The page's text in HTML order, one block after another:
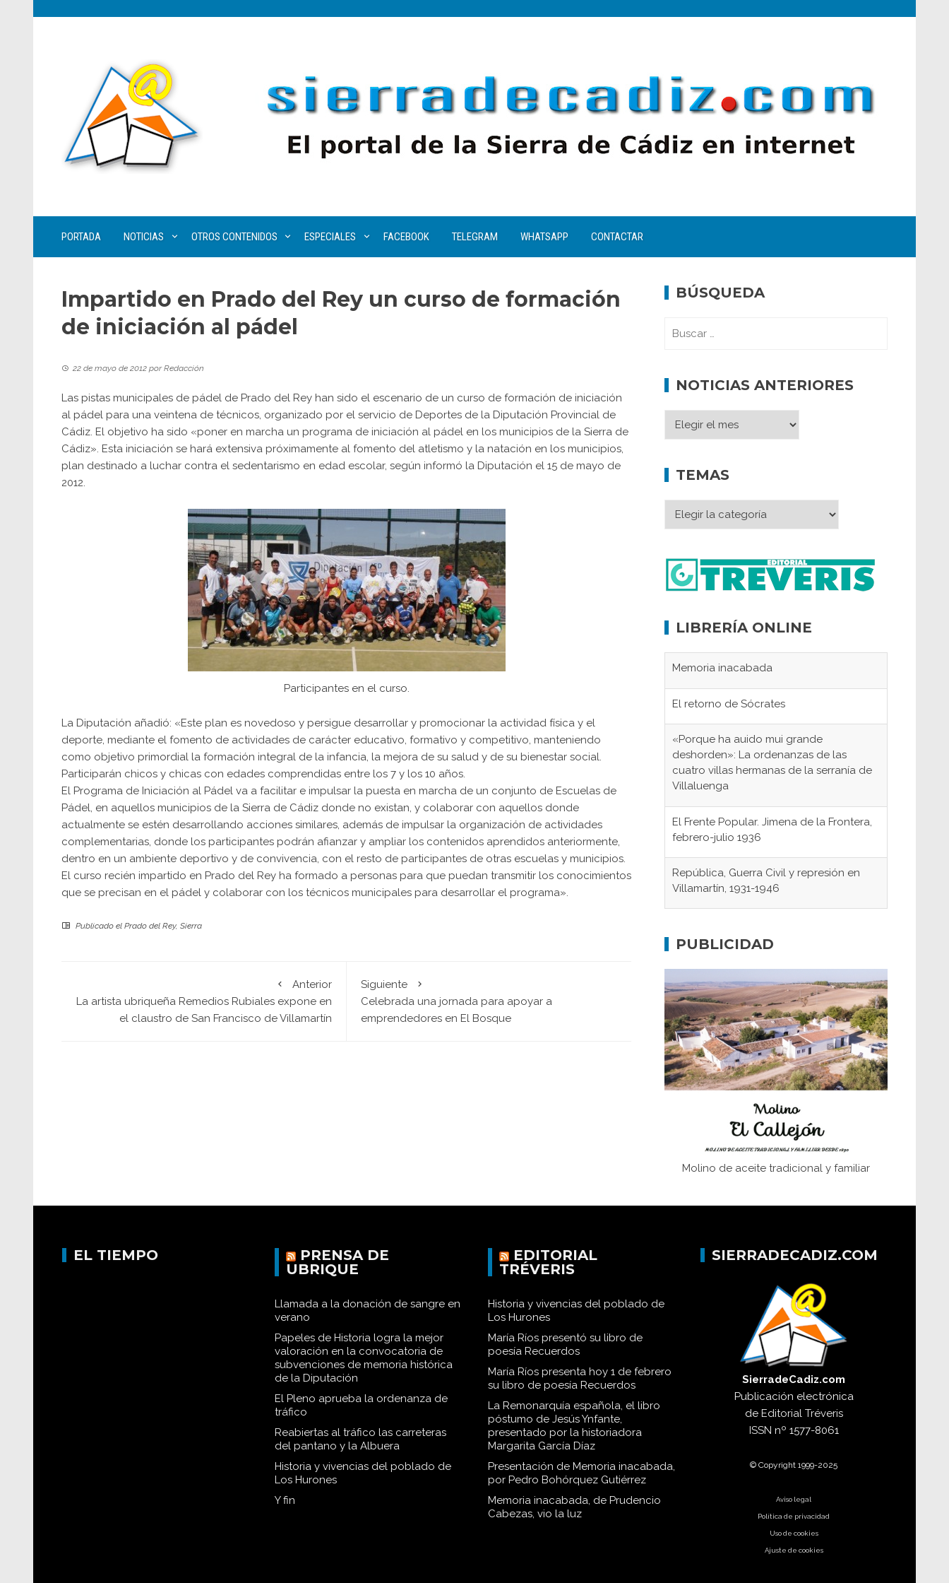
PORTADA NOTICIAS OTROS CONTENIDOS ESPECIALES FACEBOOK TELEGRAM WHATSAPP CONTACTAR
Impartido en Prado del Rey un curso de formación
de iniciación al pádel
22 de mayo de 2012 porRedacción
Las pistas municipales de pádel de Prado del Rey han sido el escenario de un curso de formación de iniciación
al pádel para una veintena de técnicos, organizado por el servicio de Deportes de la Diputación Provincial de
Cádiz. El objetivo ha sido «poner en marcha un programa de iniciación al pádel en los municipios de la Sierra de
Cádiz». Esta iniciación se hará extensiva próximamente al fomento del atletismo y la natación en los municipios,
plan destinado a luchar contra el sedentarismo en edad escolar, según informó la Diputación el 15 de mayo de
2012.
Participantes en el curso.
La Diputación añadió: «Este plan es novedoso y persigue desarrollar y promocionar la actividad física y el
deporte, mediante el fomento de actividades de carácter educativo, formativo y competitivo, manteniendo
como objetivo primordial la formación integral de la infancia, la mejora de su salud y de su bienestar social.
Participarán chicos y chicas con edades comprendidas entre los 7 y los 10 años.
El Programa de Iniciación al Pádel va a facilitar e impulsar la puesta en marcha de un conjunto de Escuelas de
Pádel, en aquellos municipios de la Sierra de Cádiz donde no existan, y colaborar con aquellos donde
actualmente se estén desarrollando acciones similares, además de impulsar la organización de actividades
complementarias, donde los participantes podrán afianzar y ampliar los contenidos aprendidos anteriormente,
dentro en un ambiente deportivo y de convivencia, con el resto de participantes de otras escuelas y municipios.
El curso recién impartido en Prado del Rey ha formado a personas para que puedan transmitir los conocimientos
que se precisan en el pádel y colaborar con los técnicos municipales para desarrollar el programa».
Publicado el Prado del Rey, Sierra
Anterior
La artista ubriqueña Remedios Rubiales expone en
el claustro de San Francisco de Villamartín
Siguiente
Celebrada una jornada para apoyar a
emprendedores en El Bosque
BÚSQUEDA
NOTICIAS ANTERIORES
TEMAS
LIBRERÍA ONLINE
Memoria inacabada
El retorno de Sócrates
«Porque ha auido mui grande
deshorden»: La ordenanzas de las
cuatro villas hermanas de la serranía de
Villaluenga
El Frente Popular. Jimena de la Frontera,
febrero-julio 1936
República, Guerra Civil y represión en
Villamartín, 1931-1946
concentración nazis
fundaciones de Bornos
El Frente Popular. Ubrique, febrero-julio
1936
Juntar las letras. La alfabetización en el
campo: del afán de saber a la
Historia y vivencias del poblado de Los
PUBLICIDAD
Molino de aceite tradicional y familiar
EL TIEMPO
PRENSA DE
UBRIQUE
Llamada a la donación de sangre en
verano
Papeles de Historia logra la mejor
valoración en la convocatoria de
subvenciones de memoria histórica
de la Diputación
El Pleno aprueba la ordenanza de
tráfico
Reabiertas al tráfico las carreteras
del pantano y la Albuera
Historia y vivencias del poblado de
Los Hurones
Y fin
EDITORIAL
TRÉVERIS
Historia y vivencias del poblado de
Los Hurones
María Ríos presentó su libro de
poesía Recuerdos
María Ríos presenta hoy 1 de febrero
su libro de poesía Recuerdos
La Remonarquía española, el libro
póstumo de Jesús Ynfante,
presentado por la historiadora
Margarita García Díaz
Presentación de Memoria inacabada,
por Pedro Bohórquez Gutiérrez
Memoria inacabada, de Prudencio
Cabezas, vio la luz
SIERRADECADIZ.COM
SierradeCadiz.com
Publicación electrónica
de Editorial Tréveris
ISSN nº 1577-8061
© Copyright 1999-2025
Aviso legal
Política de privacidad
Uso de cookies
Ajuste de cookies